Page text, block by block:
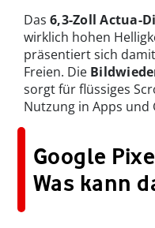
Das 6,3-Zoll Actua-
wirklich hohen
präsentiert sich
Freien. Die
sorgt für flüssiges
Nutzung in Apps und
Google
Was kann